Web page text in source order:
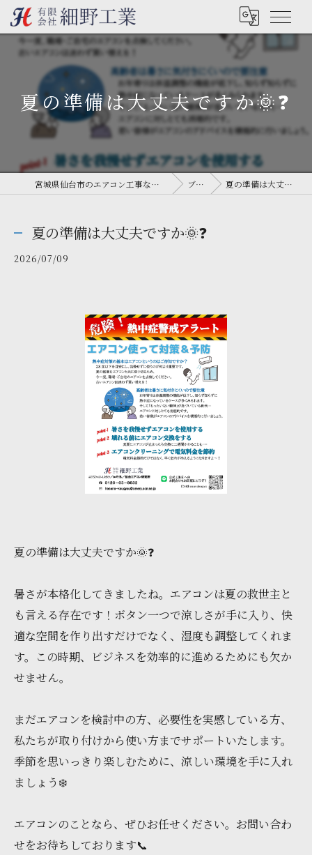
夏の準備は大丈夫ですか🌞❓
宮城県仙台市のエアコン工事なら有限会社細野工業 ブログ 夏の準備は大丈夫ですか🌞❓
夏の準備は大丈夫ですか🌞❓
2026/07/09
夏の準備は大丈夫ですか🌞❓
暑さが本格化してきましたね。エアコンは夏の救世主と
も言える存在です！ボタン一つで涼しさが手に入り、快
適な空間を作り出すだけでなく、湿度も調整してくれま
す。この時期、ビジネスを効率的に進めるためにも欠か
せません。
まだエアコンを検討中の方、必要性を実感している方、
私たちが取り付けから使い方までサポートいたします。
季節を思いっきり楽しむために、涼しい環境を手に入れ
ましょう❄️
エアコンのことなら、ぜひお任せください。お問い合わ
せをお待ちしております📞